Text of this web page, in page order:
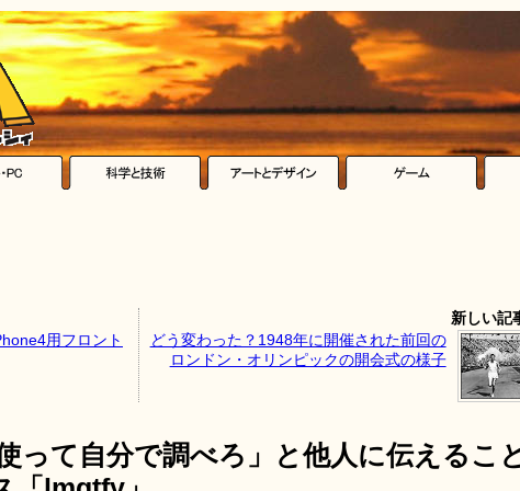
用フロント
新しい記
どう変わった？1948年に開催された前回の
ロンドン・オリンピックの開会式の様子
って自分で調べろ」と他人に伝えるこ